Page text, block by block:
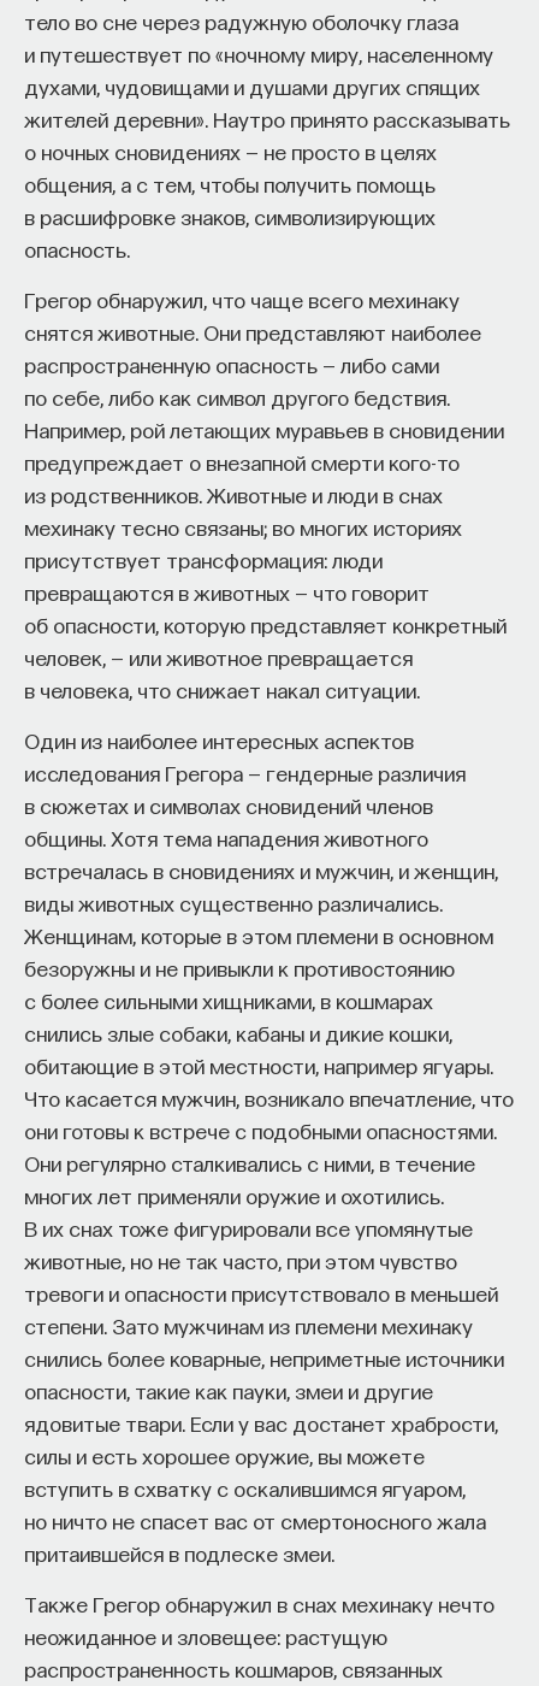
тело во сне через радужную оболочку глаза
и путешествует по «ночному миру, населенному
духами, чудовищами и душами других спящих
жителей деревни». Наутро принято рассказывать
о ночных сновидениях — не просто в целях
общения, а с тем, чтобы получить помощь
в расшифровке знаков, символизирующих
опасность.
Грегор обнаружил, что чаще всего мехинаку
снятся животные. Они представляют наиболее
распространенную опасность — либо сами
по себе, либо как символ другого бедствия.
Например, рой летающих муравьев в сновидении
предупреждает о внезапной смерти кого-то
из родственников. Животные и люди в снах
мехинаку тесно связаны; во многих историях
присутствует трансформация: люди
превращаются в животных — что говорит
об опасности, которую представляет конкретный
человек, — или животное превращается
в человека, что снижает накал ситуации.
Один из наиболее интересных аспектов
исследования Грегора — гендерные различия
в сюжетах и символах сновидений членов
общины. Хотя тема нападения животного
встречалась в сновидениях и мужчин, и женщин,
виды животных существенно различались.
Женщинам, которые в этом племени в основном
безоружны и не привыкли к противостоянию
с более сильными хищниками, в кошмарах
снились злые собаки, кабаны и дикие кошки,
обитающие в этой местности, например ягуары.
Что касается мужчин, возникало впечатление, что
они готовы к встрече с подобными опасностями.
Они регулярно сталкивались с ними, в течение
многих лет применяли оружие и охотились.
В их снах тоже фигурировали все упомянутые
животные, но не так часто, при этом чувство
тревоги и опасности присутствовало в меньшей
степени. Зато мужчинам из племени мехинаку
снились более коварные, неприметные источники
опасности, такие как пауки, змеи и другие
ядовитые твари. Если у вас достанет храбрости,
силы и есть хорошее оружие, вы можете
вступить в схватку с оскалившимся ягуаром,
но ничто не спасет вас от смертоносного жала
притаившейся в подлеске змеи.
Также Грегор обнаружил в снах мехинаку нечто
неожиданное и зловещее: растущую
распространенность кошмаров, связанных
ПАРТНЁР ПРОЕКТА
Внеси свой вклад в дело
просвещения!
ПОДДЕРЖАТЬ ПОСТНАУКУ